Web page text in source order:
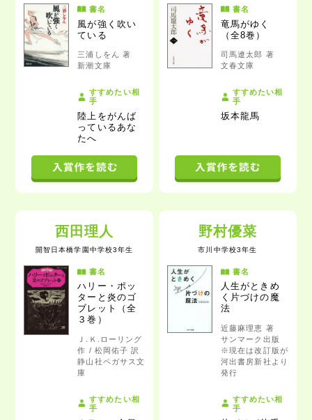
書名
風が強く吹い
ている
三浦しをん 著
新潮文庫
すすめたい相
手
陸上をがんば
っているあな
たへ
書名
竜馬がゆく
（全8巻）
司馬遼太郎 著
文春文庫
すすめたい相
手
坂本龍馬
西田理人
開智日本橋学園中学校3年生
書名
ハリー・ポッ
ターと炎のゴ
ブレット
（全
３巻）
Ｊ.Ｋ.ローリング
作 / 松岡佑子 訳
静山社ペガサス文
庫
すすめたい相
手
野村優菜
市川中学校3年生
書名
人生がときめ
く片づけの魔
法
近藤麻理恵 著
サンマーク出版
※現在は改訂版が
河出書房新社より
発行
すすめたい相
手